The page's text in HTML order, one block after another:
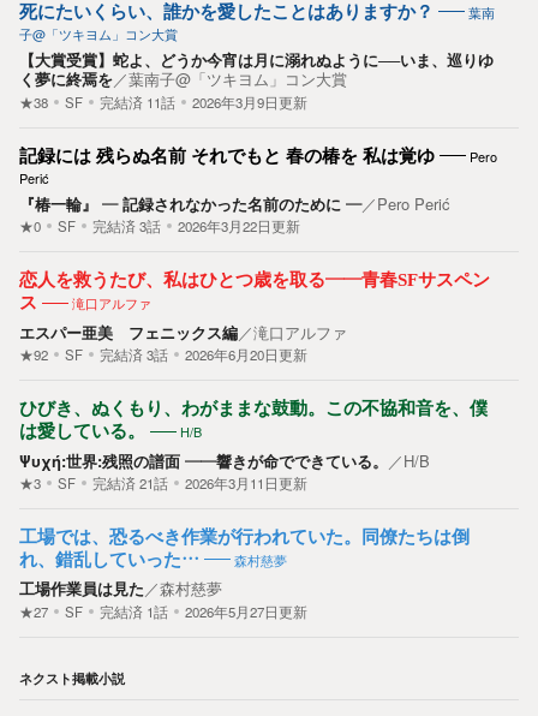
死にたいくらい、誰かを愛したことはありますか？
葉南
子@「ツキヨム」コン大賞
【大賞受賞】蛇よ、どうか今宵は月に溺れぬように──いま、巡りゆ
く夢に終焉を／葉南子@「ツキヨム」コン大賞
★38 SF 完結済 11話 2026年3月9日更新
記録には 残らぬ名前 それでもと 春の椿を 私は覚ゆ
Pero
Perić
『椿一輪』 — 記録されなかった名前のために —／Pero Perić
★0 SF 完結済3話 2026年3月22日更新
恋人を救うたび、私はひとつ歳を取る――青春SFサスペン
ス
滝口アルファ
エスパー亜美 フェニックス編／滝口アルファ
★92 SF 完結済3話 2026年6月20日更新
ひびき、ぬくもり、わがままな鼓動。この不協和音を、僕
は愛している。
H/B
Ψυχή:世界:残照の譜面 ――響きが命でできている。 ／H/B
★3 SF 完結済21話 2026年3月11日更新
工場では、恐るべき作業が行われていた。同僚たちは倒
れ、錯乱していった…
森村慈夢
工場作業員は見た／森村慈夢
★27 SF 完結済 1話 2026年5月27日更新
ネクスト掲載小説